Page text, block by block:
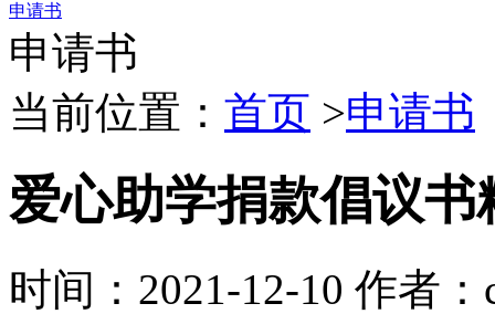
申请书
申请书
当前位置： 首页 >申请书
爱心助学捐款倡议书
时间：2021-12-10 作者：